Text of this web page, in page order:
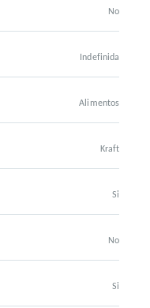
No
Indefinida
Alimentos
Kraft
Si
No
Si